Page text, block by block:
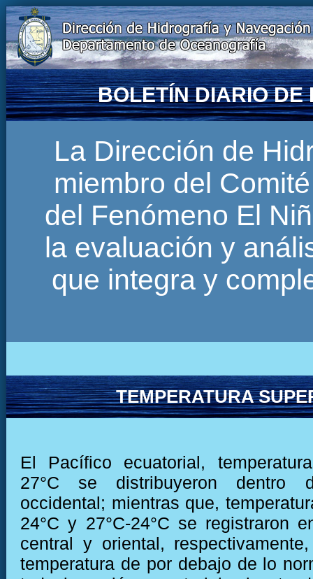
BOLETÍN DIARIO DE
La Dirección de
miembro del
del Fenómeno El
la evaluación y
que integra y
TEMPERATURA
El Pacífico ecuatorial,
27°C se distribuyeron dentro
occidental; mientras que,
24°C y 27°C-24°C se registraron
central y oriental,
temperatura de por debajo de lo